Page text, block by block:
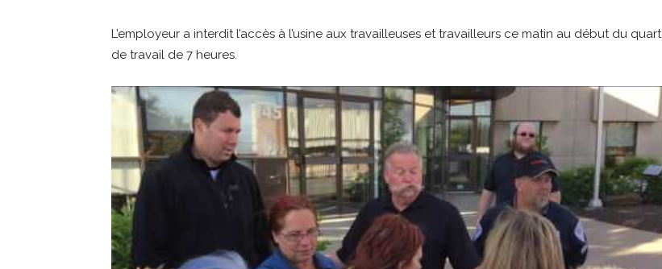
L’employeur a interdit l’accès à l’usine aux travailleuses et travailleurs ce matin au début du quart
de travail de 7 heures.